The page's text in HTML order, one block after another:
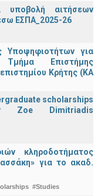
υποβολή αιτήσεων
ΕΣΠΑ_2025-26
Υποψηφιοτήτων για
Επιστήμης
Κρήτης (ΚΑ
scholarships
Zoe Dimitriadis
κληροδοτήματος
για το ακαδ.
#Studies